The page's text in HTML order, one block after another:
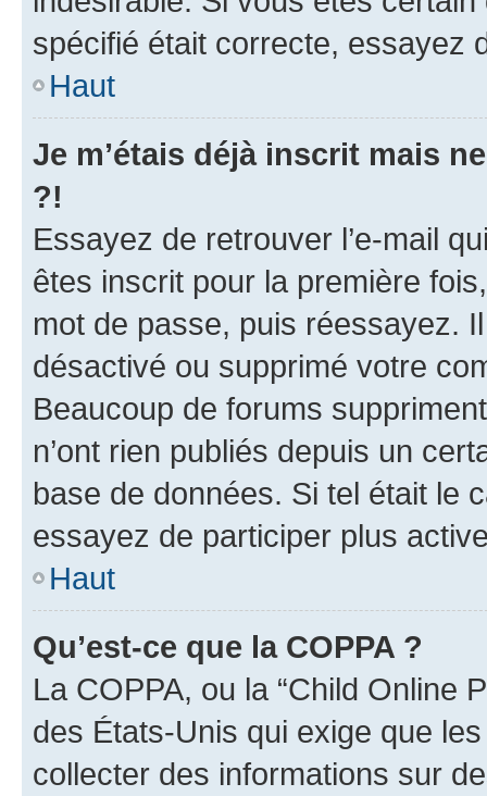
spécifié était correcte, essayez
Haut
Je m’étais déjà inscrit mais
?!
Essayez de retrouver l’e-mail
êtes inscrit pour la première
mot de passe, puis réessayez.
désactivé ou supprimé votre
Beaucoup de forums
n’ont rien publiés depuis un
base de données. Si tel était le
essayez de participer plus
Haut
Qu’est-ce que la COPPA ?
La COPPA, ou la “Child Online
des États-Unis qui exige que
collecter des informations sur